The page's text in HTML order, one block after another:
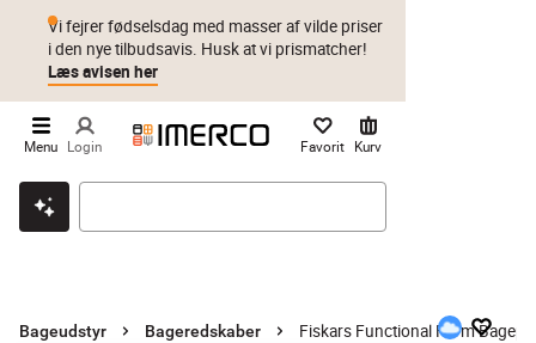
Klik & hent Byt i 1 år Prismatch
Vi fejrer fødselsdag med masser af vilde priser
i den nye tilbudsavis. Husk at vi prismatcher!
Læs avisen her
Menu Login Favorit Kurv
Bageudstyr Bageredskaber Fiskars Functional Form